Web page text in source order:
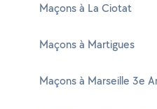
Maçons à La Ciotat
Maçons à Martigues
Maçons à Marseille 3e